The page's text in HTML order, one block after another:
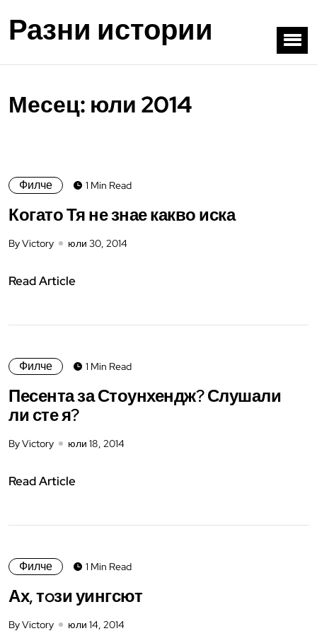
Разни истории
Месец: юли 2014
Филче 1 Min Read
Когато Тя не знае какво иска
By Victory юли 30, 2014
Read Article
Филче 1 Min Read
Песента за Стоунхендж? Слушали
ли сте я?
By Victory юли 18, 2014
Read Article
Филче 1 Min Read
Ах, тoзи уингсют
By Victory юли 14, 2014